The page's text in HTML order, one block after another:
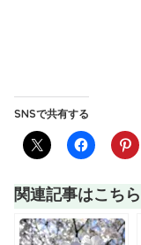
SNSで共有する
関連記事はこちら